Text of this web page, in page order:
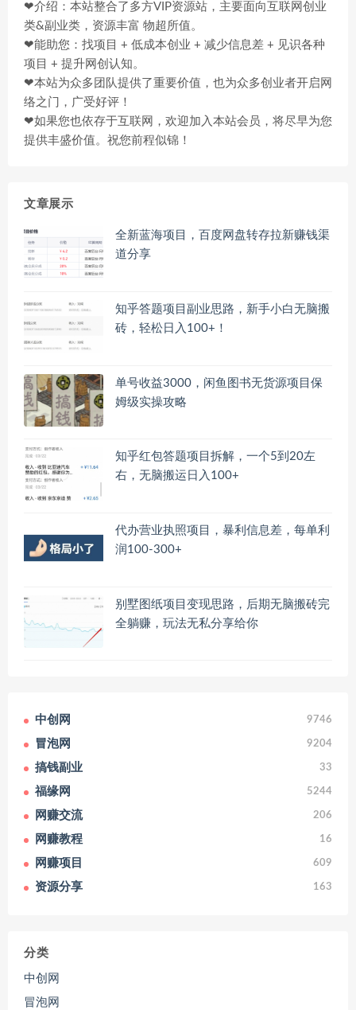
❤介绍：本站整合了多方VIP资源站，主要面向互联网创业
类&副业类，资源丰富 物超所值。
❤能助您：找项目 + 低成本创业 + 减少信息差 + 见识各种
项目 + 提升网创认知。
❤本站为众多团队提供了重要价值，也为众多创业者开启网
络之门，广受好评！
❤如果您也依存于互联网，欢迎加入本站会员，将尽早为您
提供丰盛价值。祝您前程似锦！
文章展示
全新蓝海项目，百度网盘转存拉新赚钱渠
道分享
知乎答题项目副业思路，新手小白无脑搬
砖，轻松日入100+！
单号收益3000，闲鱼图书无货源项目保
姆级实操攻略
知乎红包答题项目拆解，一个5到20左
右，无脑搬运日入100+
代办营业执照项目，暴利信息差，每单利
润100-300+
别墅图纸项目变现思路，后期无脑搬砖完
全躺赚，玩法无私分享给你
中创网 9746
冒泡网 9204
搞钱副业 33
福缘网 5244
网赚交流 206
网赚教程 16
网赚项目 609
资源分享 163
分类
中创网
冒泡网